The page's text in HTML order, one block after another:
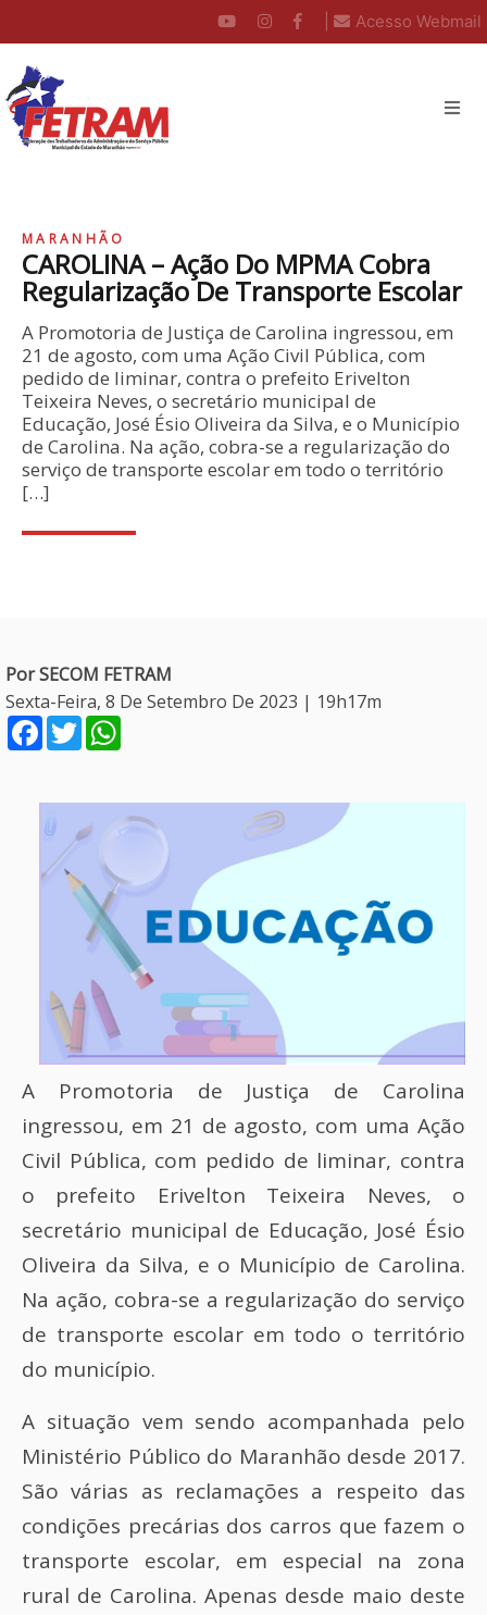
Acesso Webmail
MARANHÃO
CAROLINA – Ação Do MPMA Cobra
Regularização De Transporte Escolar
A Promotoria de Justiça de Carolina ingressou, em
21 de agosto, com uma Ação Civil Pública, com
pedido de liminar, contra o prefeito Erivelton
Teixeira Neves, o secretário municipal de
Educação, José Ésio Oliveira da Silva, e o Município
de Carolina. Na ação, cobra-se a regularização do
serviço de transporte escolar em todo o território
[…]
Por SECOM FETRAM
Sexta-Feira, 8 De Setembro De 2023 | 19h17m
Facebook
Twitter
A Promotoria de Justiça de Carolina
ingressou, em 21 de agosto, com uma Ação
Civil Pública, com pedido de liminar, contra
o prefeito Erivelton Teixeira Neves, o
secretário municipal de Educação, José Ésio
Oliveira da Silva, e o Município de Carolina.
Na ação, cobra-se a regularização do serviço
de transporte escolar em todo o território
do município.
A situação vem sendo acompanhada pelo
Ministério Público do Maranhão desde 2017.
São várias as reclamações a respeito das
condições precárias dos carros que fazem o
transporte escolar, em especial na zona
rural de Carolina. Apenas desde maio deste